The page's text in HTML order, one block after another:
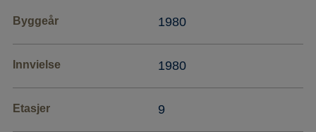
Byggeår 1980
Innvielse 1980
Etasjer 9